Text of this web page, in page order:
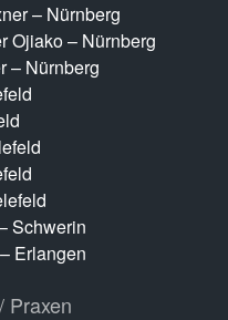
– Nürnberg
Ojiako – Nürnberg
– Nürnberg
Schwerin
Erlangen
Praxen